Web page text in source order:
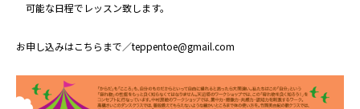
可能な日程でレッスン致します。
お申し込みはこちらまで／teppentoe@gmail.com